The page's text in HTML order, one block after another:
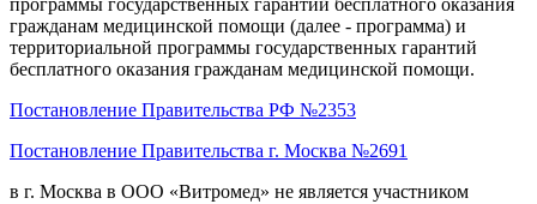
гражданам медицинской помощи (далее - программа) и
территориальной программы государственных гарантий
бесплатного оказания гражданам медицинской помощи.
Постановление Правительства РФ №2353
Постановление Правительства г. Москва №2691
в г. Москва в ООО «Витромед» не является участником